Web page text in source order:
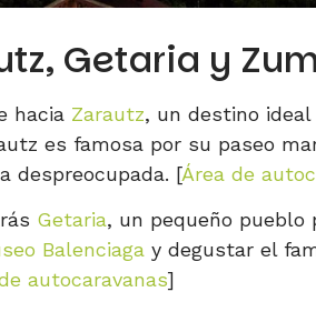
Getaria y
hacia Zarautz, un destino
es famosa por su paseo
despreocupada. [Área de
Getaria, un pequeño pueblo
Balenciaga y degustar el
autocaravanas]